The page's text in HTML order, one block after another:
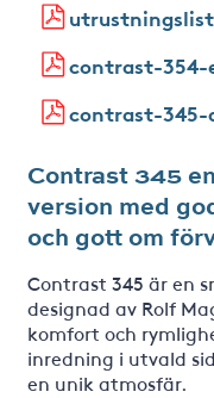
contrast-354-
contrast-345-
Contrast 345
version med
och gott om
Contrast 345 är en
designad av Rolf
komfort och
inredning i utvald
en unik atmosfär.